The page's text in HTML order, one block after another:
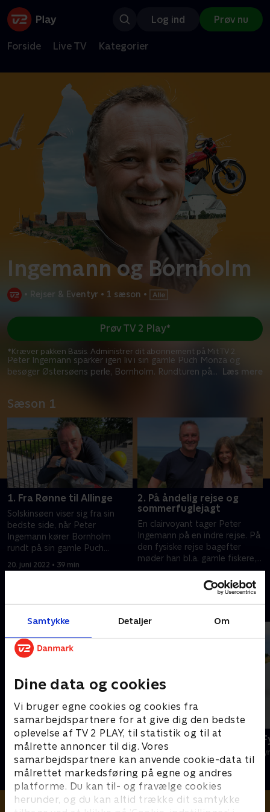
Samtykke Detaljer Om
Dine data og cookies
Vi bruger egne cookies og cookies fra
samarbejdspartnere for at give dig den bedste
oplevelse af TV 2 PLAY, til statistik og til at
målrette annoncer til dig. Vores
samarbejdspartnere kan anvende cookie-data til
målrettet markedsføring på egne og andres
platforme. Du kan til- og fravælge cookies
herunder, og du kan altid trække dit samtykke
Log ind Prøv nu
Forside Live TV Kategorier
Ingemann og Bornholm
Rejser & Eventyr • 1 sæson •
Peter Ingemann sparker igen liv i sin gamle Puch Monza og
besøger Østersøens perle, Bornholm. Rundturen på... Læs mere
Prøv TV 2 Play*
*Kræver pakken Basis. Administrer dit abonnement på Mit TV 2.
Sæson 1
1. Fra Rønne til Allinge
Solskinsøen viser sig fra sin
bedste side, når Peter
Ingemann kører Bornholm
rundt på sin gamle Puch
første etape, fra Rønne til
20. juni 2022 • 39 min
2. På åndelig rejse og
sommerfuglejagt
En clairvoyant tager Peter
Ingemann på en indre rejse. På
den fysiske rejse bagefter
møder han bl.a. gamle fiskere,
en guldsmed og nogle modige
Andre så også
Ingemann og Færøerne
Rejser & Eventyr • 1 sæsoner
Ingemann,
Rejser &